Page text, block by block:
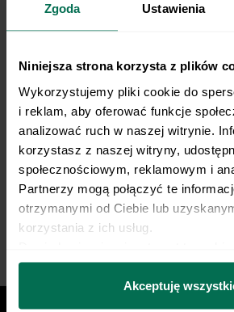
Zgoda Ustawienia
Niniejsza strona korzysta z plików
Wykorzystujemy pliki cookie do
i reklam, aby oferować funkcje
analizować ruch w naszej witrynie.
korzystasz z naszej witryny,
społecznościowym, reklamowym i
Partnerzy mogą połączyć te
otrzymanymi od Ciebie lub
korzystania z ich usług.
można się z nami skontaktować i w
przetwarzamy dane osobowe w
prywatności.
Akceptuję
Trenujesz
My robimy
Opieka dietetyka sportowego i
żywieniowy dopasowany do
treningów i sportowych celów.
dobrana dieta ograniczała
Zacznij